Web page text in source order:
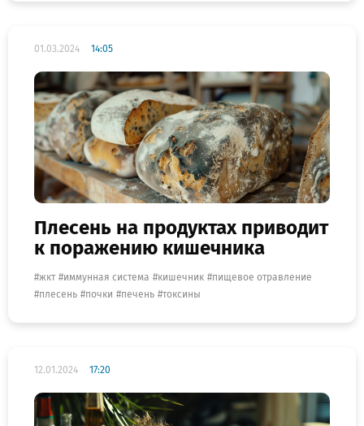
01.03.2024 14:05
Плесень на продуктах приводит
к поражению кишечника
жкт иммунная система кишечник
пищевое отравление
плесень
почки печень токсины
12.01.2024 17:20